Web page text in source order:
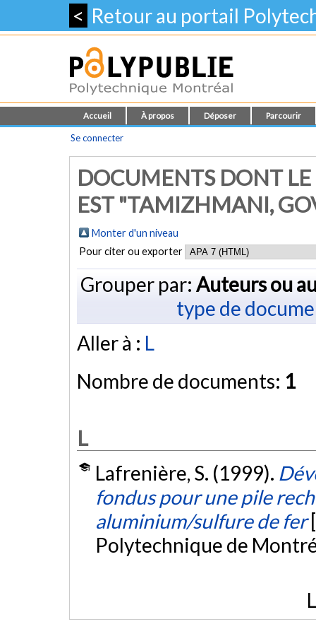
< Retour au portail
Accueil À propos Déposer Parcourir
Se connecter
DOCUMENTS DONT
EST "TAMIZHMANI,
Monter d'un niveau
Pour citer ou exporter
Grouper par: Auteurs ou
type de
Aller à : L
Nombre de documents: 1
L
Lafrenière, S. (1999).
fondus pour une pile
aluminium/sulfure de fer
Polytechnique de